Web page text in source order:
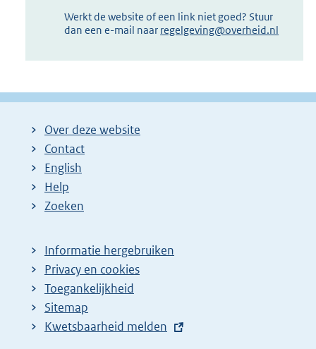
Werkt de website of een link niet goed? Stuur
dan een e-mail naar regelgeving@overheid.nl
Over deze website
Contact
English
Help
Zoeken
Informatie hergebruiken
Privacy en cookies
Toegankelijkheid
Sitemap
E
Kwetsbaarheid melden